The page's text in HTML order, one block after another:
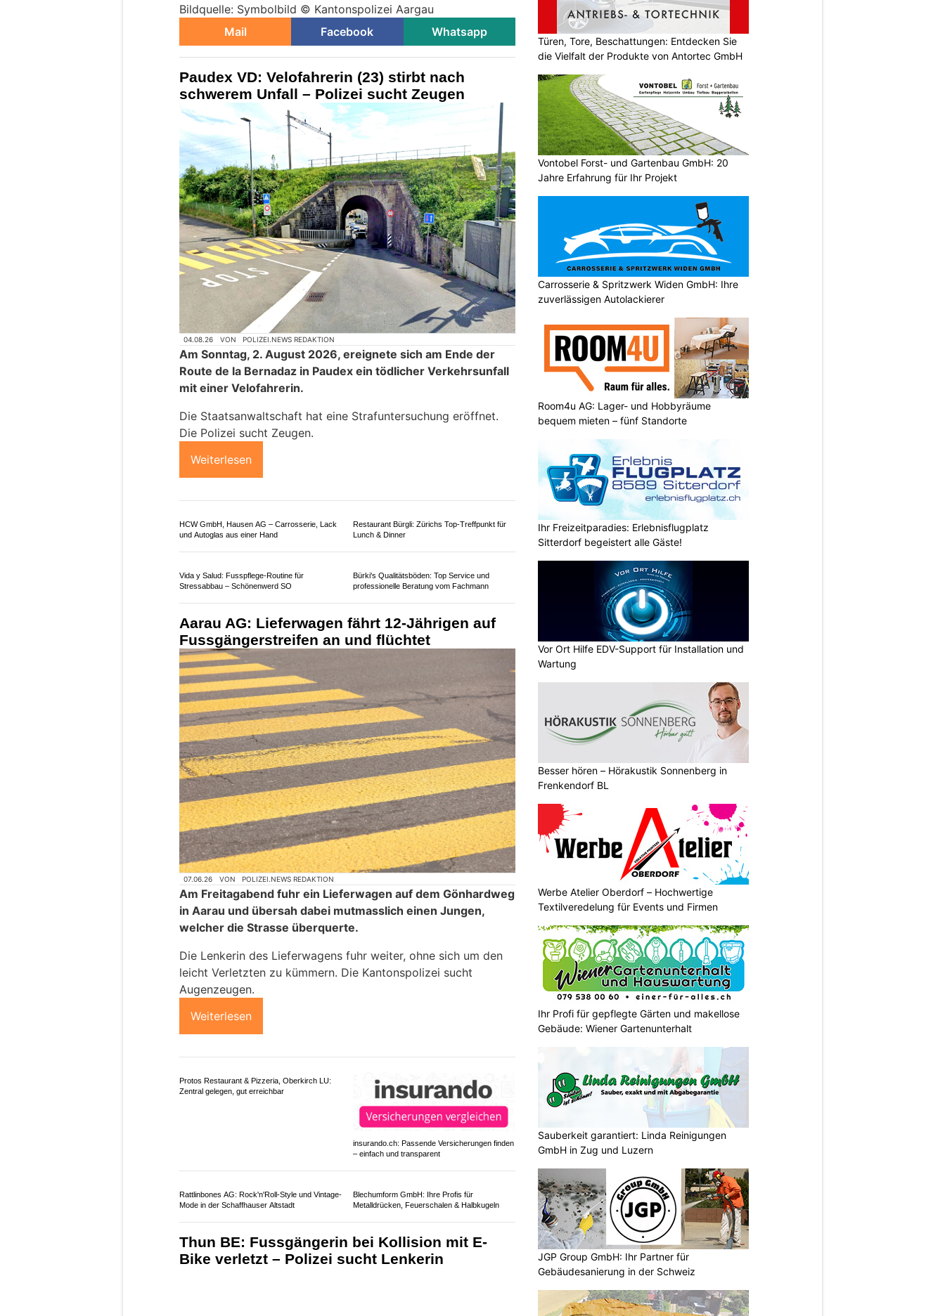
Bildquelle: Symbolbild © Kantonspolizei Aargau
Mail
Facebook Whatsapp
Paudex VD: Velofahrerin (23) stirbt nach
schwerem Unfall – Polizei sucht Zeugen
04.08.26 VON POLIZEI.NEWS REDAKTION
Am Sonntag, 2. August 2026, ereignete sich am Ende der
Route de la Bernadaz in Paudex ein tödlicher Verkehrsunfall
mit einer Velofahrerin.
Die Staatsanwaltschaft hat eine Strafuntersuchung eröffnet.
Die Polizei sucht Zeugen.
Weiterlesen
HCW GmbH, Hausen AG – Carrosserie, Lack
Restaurant Bürgli: Zürichs Top-Treffpunkt für
Vida y Salud: Fusspflege-Routine für
Stressabbau – Schönenwerd SO
Bürki's Qualitätsböden: Top Service und
professionelle Beratung vom Fachmann
Aarau AG: Lieferwagen fährt 12-Jährigen auf
Fussgängerstreifen an und flüchtet
Am Freitagabend fuhr ein Lieferwagen auf dem Gönhardweg
in Aarau und übersah dabei mutmasslich einen Jungen,
Die Lenkerin des Lieferwagens fuhr weiter, ohne sich um den
leicht Verletzten zu kümmern. Die Kantonspolizei sucht
Türen, Tore, Beschattungen: Entdecken Sie
die Vielfalt der Produkte von Antortec GmbH
Vontobel Forst- und Gartenbau GmbH: 20
Jahre Erfahrung für Ihr Projekt
Carrosserie & Spritzwerk Widen GmbH: Ihre
zuverlässigen Autolackierer
Room4u AG: Lager- und Hobbyräume
bequem mieten – fünf Standorte
Ihr Freizeitparadies: Erlebnisflugplatz
Sitterdorf begeistert alle Gäste!
Vor Ort Hilfe EDV-Support für Installation und
Wartung
Besser hören – Hörakustik Sonnenberg in
Frenkendorf BL
Werbe Atelier Oberdorf – Hochwertige
Textilveredelung für Events und Firmen
Ihr Profi für gepflegte Gärten und makellose
Gebäude: Wiener Gartenunterhalt
Sauberkeit garantiert: Linda Reinigungen
GmbH in Zug und Luzern
JGP Group GmbH: Ihr Partner für
Gebäudesanierung in der Schweiz